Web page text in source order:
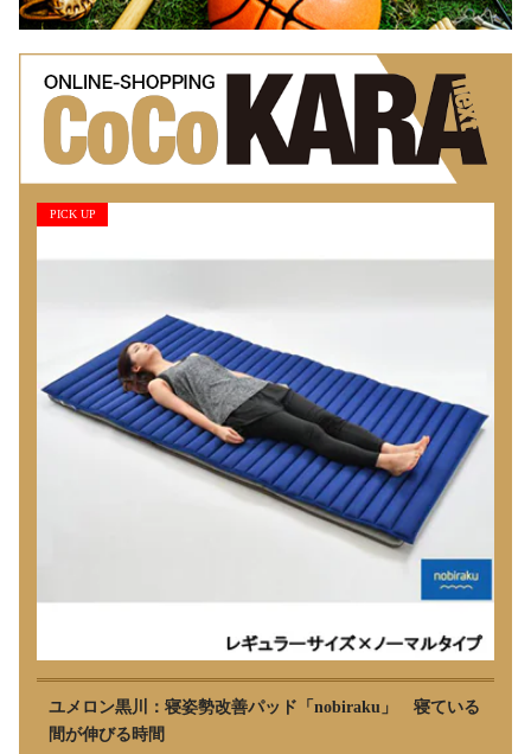
PICK UP
ユメロン黒川：寝姿勢改善パッド「nobiraku」 寝ている
間が伸びる時間